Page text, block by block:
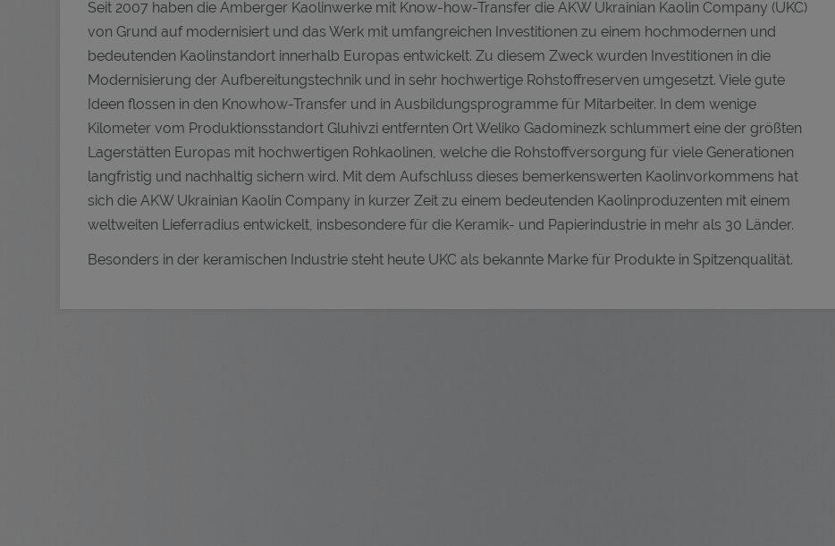
Seit 2007 haben die Amberger Kaolinwerke mit Know-how-Transfer die AKW Ukrainian Kaolin Company (UKC)
von Grund auf modernisiert und das Werk mit umfangreichen Investitionen zu einem hochmodernen und
bedeutenden Kaolinstandort innerhalb Europas entwickelt. Zu diesem Zweck wurden Investitionen in die
Modernisierung der Aufbereitungstechnik und in sehr hochwertige Rohstoffreserven umgesetzt. Viele gute
Ideen flossen in den Knowhow-Transfer und in Ausbildungsprogramme für Mitarbeiter. In dem wenige
Kilometer vom Produktionsstandort Gluhivzi entfernten Ort Weliko Gadominezk schlummert eine der größten
Lagerstätten Europas mit hochwertigen Rohkaolinen, welche die Rohstoffversorgung für viele Generationen
langfristig und nachhaltig sichern wird. Mit dem Aufschluss dieses bemerkenswerten Kaolinvorkommens hat
sich die AKW Ukrainian Kaolin Company in kurzer Zeit zu einem bedeutenden Kaolinproduzenten mit einem
weltweiten Lieferradius entwickelt, insbesondere für die Keramik- und Papierindustrie in mehr als 30 Länder.
Besonders in der keramischen Industrie steht heute UKC als bekannte Marke für Produkte in Spitzenqualität.